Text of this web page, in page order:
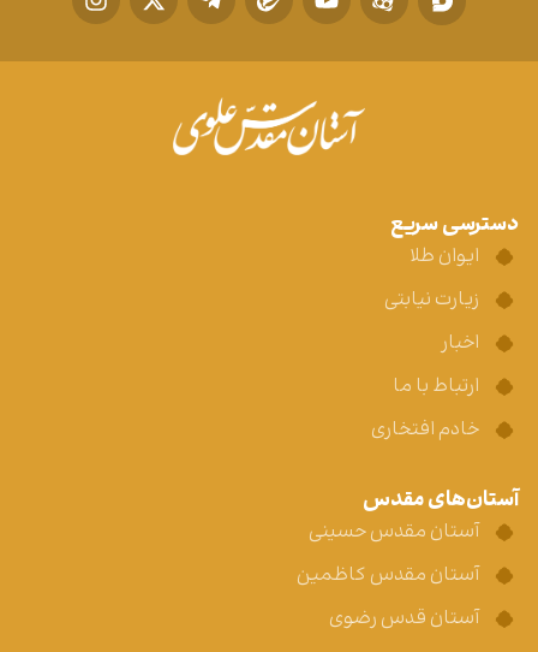
دسترسی سریع
ایوان طلا
زیارت نیابتی
اخبار
ارتباط با ما
خادم افتخاری
آستان‌های مقدس
آستان مقدس حسینی
آستان مقدس کاظمین
آستان قدس رضوی